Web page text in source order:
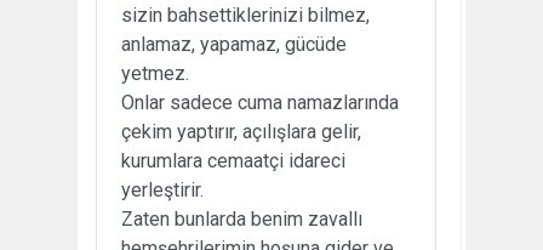
sizin bahsettiklerinizi bilmez,
anlamaz, yapamaz, gücüde
yetmez.
Onlar sadece cuma namazlarında
çekim yaptırır, açılışlara gelir,
kurumlara cemaatçi idareci
yerleştirir.
Zaten bunlarda benim zavallı